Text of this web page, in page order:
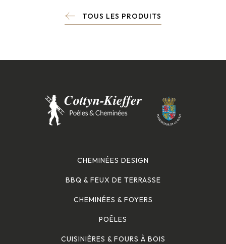
TOUS LES PRODUITS
CHEMINÉES DESIGN
BBQ & FEUX DE TERRASSE
CHEMINÉES & FOYERS
POÊLES
CUISINIÈRES & FOURS À BOIS